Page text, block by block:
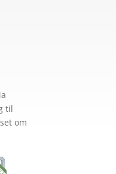
til
om